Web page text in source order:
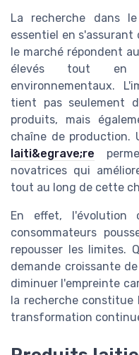
La recherche dans
essentiel en s'assurant
le marché répondent
élevés tout en
environnementaux.
tient pas seulement
produits, mais
chaîne de production.
laiti&egrave;re
novatrices qui
tout au long de cette
En effet, l'évolution
consommateurs
repousser les limites.
demande croissante
diminuer l'empreinte
la recherche constitue
transformation